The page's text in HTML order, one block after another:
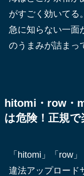
がすごく効いてる
急に知らない一面
のうまみが詰まっ
hitomi・row・
は危険！正規
「hitomi」「row
違法アップロード